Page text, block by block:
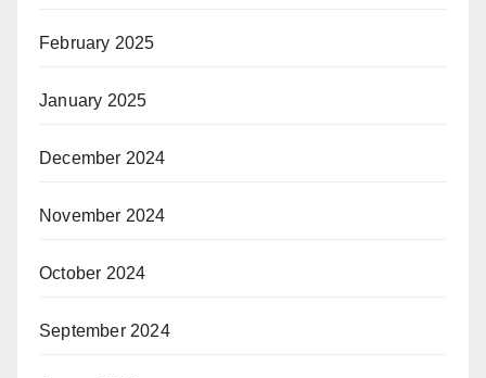
February 2025
January 2025
December 2024
November 2024
October 2024
September 2024